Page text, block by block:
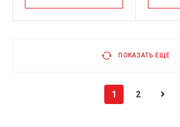
ПОКАЗАТЬ ЕЩЕ
1 2